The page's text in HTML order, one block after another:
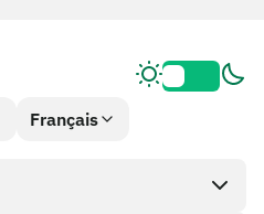
Français